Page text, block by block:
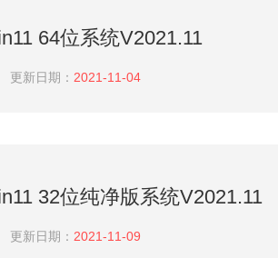
64位系统V2021.11
更新日期： 2021-11-04
32位纯净版系统V2021.11
更新日期： 2021-11-09